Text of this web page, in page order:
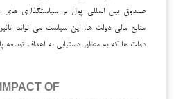
صندوق بین المللی پول بر سیاستگذاری
منابع مالی دولت ها، این سیاست می تواند
دولت ها که به منظور دستیابی به اهداف توسعه
OF